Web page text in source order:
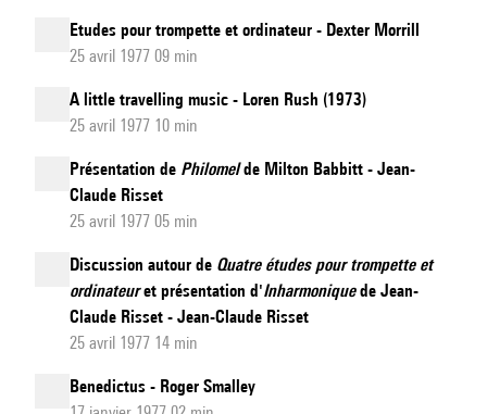
Etudes pour trompette et ordinateur - Dexter Morrill
25 avril 1977 09 min
A little travelling music - Loren Rush (1973)
25 avril 1977 10 min
Présentation de Philomelde Milton Babbitt - Jean-
Claude Risset
25 avril 1977 05 min
Discussion autour de Quatre études pour trompette et
ordinateuret présentation d'Inharmoniquede Jean-
Claude Risset - Jean-Claude Risset
25 avril 1977 14 min
Benedictus - Roger Smalley